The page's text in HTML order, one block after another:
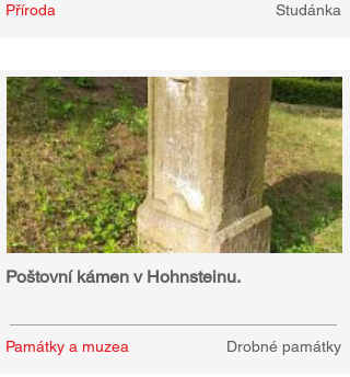
Příroda Studánka
Poštovní kámen v Hohnsteinu.
Památky a muzea Drobné památky